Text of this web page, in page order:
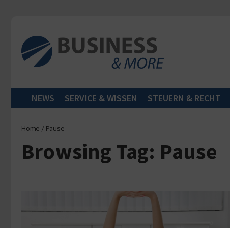
NEWS SERVICE & WISSEN STEUERN & RECHT
Home / Pause
Browsing Tag: Pause